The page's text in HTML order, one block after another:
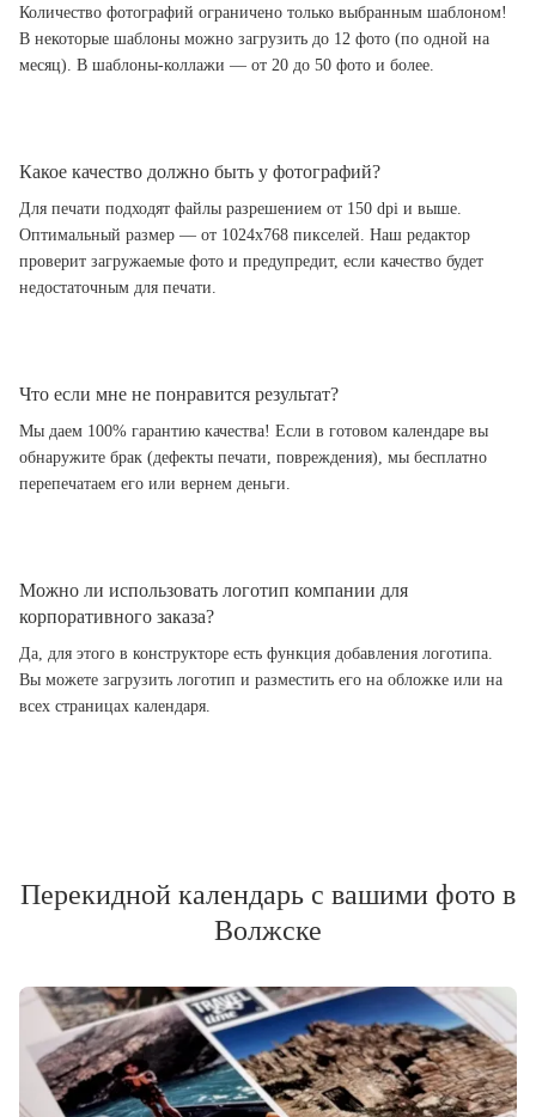
Количество фотографий ограничено только выбранным шаблоном!
В некоторые шаблоны можно загрузить до 12 фото (по одной на
месяц). В шаблоны-коллажи — от 20 до 50 фото и более.
Какое качество должно быть у фотографий?
Для печати подходят файлы разрешением от 150 dpi и выше.
Оптимальный размер — от 1024x768 пикселей. Наш редактор
проверит загружаемые фото и предупредит, если качество будет
недостаточным для печати.
Что если мне не понравится результат?
Мы даем 100% гарантию качества! Если в готовом календаре вы
обнаружите брак (дефекты печати, повреждения), мы бесплатно
перепечатаем его или вернем деньги.
Можно ли использовать логотип компании для
корпоративного заказа?
Да, для этого в конструкторе есть функция добавления логотипа.
Вы можете загрузить логотип и разместить его на обложке или на
всех страницах календаря.
Перекидной календарь с вашими фото в
Волжске